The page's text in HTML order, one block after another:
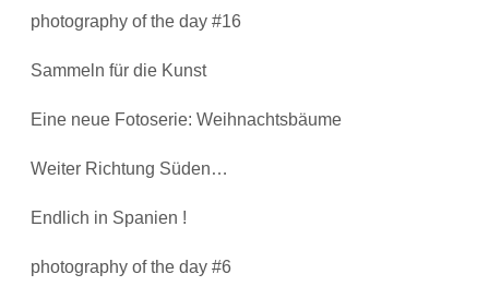
photography of the day #16
Sammeln für die Kunst
Eine neue Fotoserie: Weihnachtsbäume
Weiter Richtung Süden…
Endlich in Spanien !
photography of the day #6